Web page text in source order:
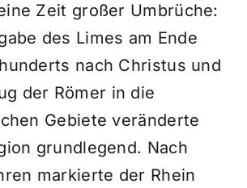
Zeit großer Umbrüche:
des Limes am Ende
nach Christus und
der Römer in die
Gebiete veränderte
grundlegend. Nach
markierte der Rhein